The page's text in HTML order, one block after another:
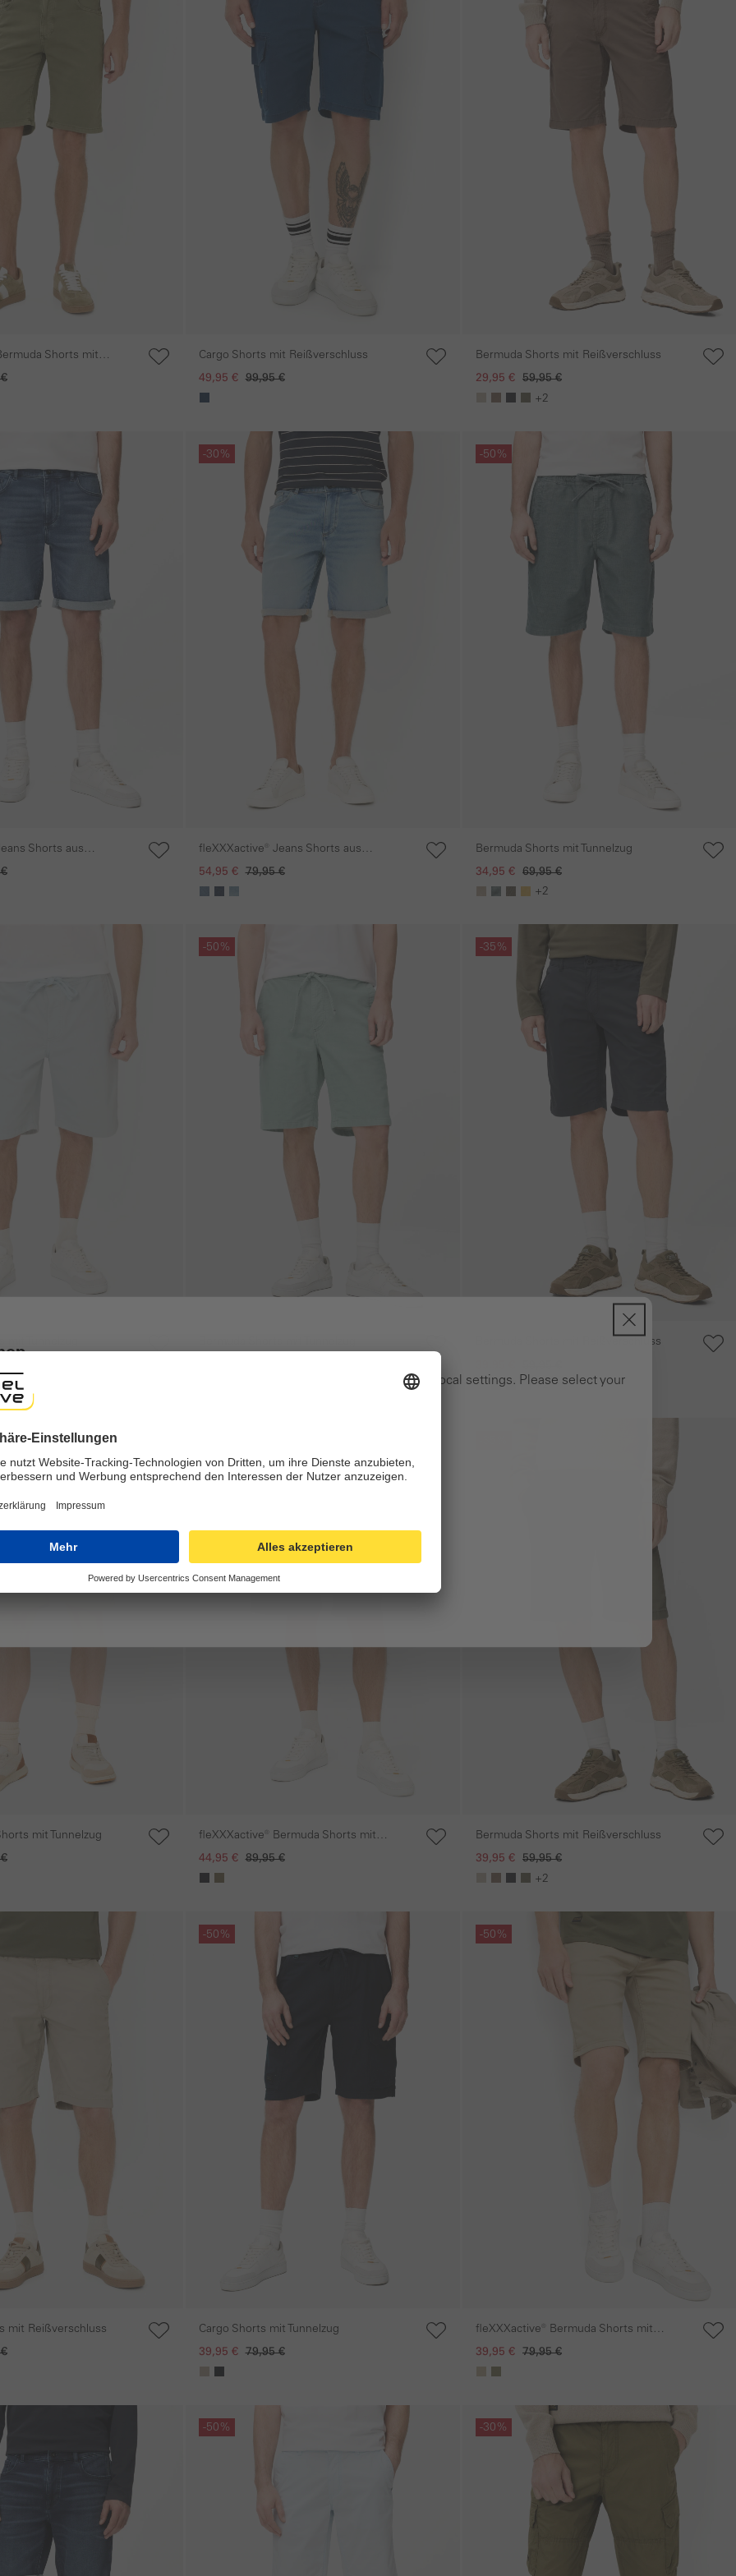
Shorts mit
Cargo Shorts mit Reißverschluss
49,95 € 99,95 €
Bermuda Shorts mit Reißverschluss
29,95 €
59,95 €
+2
Shorts aus
-30%
Galerie überspringen
fleXXXactive® Jeans Shorts aus
Baumwollmix
54,95 € 79,95 €
-50%
Bermuda Shorts mit Tunnelzug
34,95 €
69,95 €
+2
mit Tunnelzug
-50% -35%
Bermuda Shorts mit Reißverschluss
+2
mit Tunnelzug
fleXXXactive® Bermuda Shorts mit
Tunnelzug
44,95 € 89,95 €
Bermuda Shorts mit Reißverschluss
39,95 €
59,95 €
+2
mit Reißverschluss
-50%
Cargo Shorts mit Tunnelzug
39,95 € 79,95 €
-50%
fleXXXactive® Bermuda Shorts mit
Reißverschluss
39,95 € 79,95 €
-50%
Galerie überspringen
-30%
Galerie überspringen
experience, we would like to show you the online shop according to your local settings. Please select your
that we currently only ship to countries shown here.